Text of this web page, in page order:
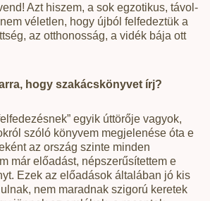
Azt hiszem, a sok egzotikus, távol-
véletlen, hogy újból felfedeztük a
az otthonosság, a vidék bája ott
hogy szakácskönyvet írj?
egyik úttörője vagyok,
szóló könyvem megjelenése óta e
az ország szinte minden
már előadást, népszerűsítettem e
Ezek az előadások általában jó kis
nem maradnak szigorú keretek